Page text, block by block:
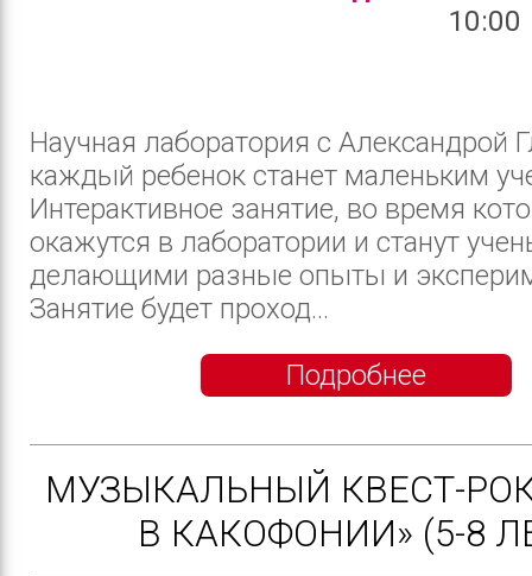
10:00
Научная лаборатория с Александрой
каждый ребенок станет маленьким
Интерактивное занятие, во время
окажутся в лаборатории и станут
делающими разные опыты и
Занятие будет проход...
Подробнее
МУЗЫКАЛЬНЫЙ КВЕСТ-
В КАКОФОНИИ» (5-8